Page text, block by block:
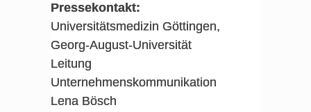
Pressekontakt:
Universitätsmedizin Göttingen,
Georg-August-Universität
Leitung
Unternehmenskommunikation
Lena Bösch